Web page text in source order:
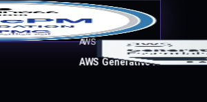
AWS
AWS Generative AI